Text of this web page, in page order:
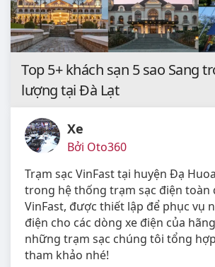
Top 5+ khách sạn 5 sao Sang
lượng tại Đà Lạt
Xe
Bởi Oto360
Trạm sạc VinFast tại huyện Đạ
trong hệ thống trạm sạc điện toàn
VinFast, được thiết lập để phục vụ
điện cho các dòng xe điện của
những trạm sạc chúng tôi tổng
tham khảo nhé!